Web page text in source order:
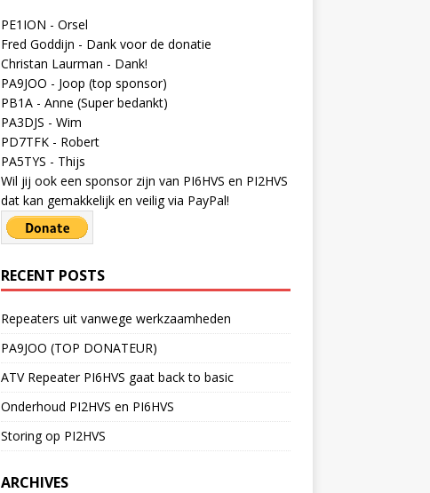
PE1ION - Orsel
Fred Goddijn - Dank voor de donatie
Christan Laurman - Dank!
PA9JOO - Joop (top sponsor)
PB1A - Anne (Super bedankt)
PA3DJS - Wim
PD7TFK - Robert
PA5TYS - Thijs
Wil jij ook een sponsor zijn van PI6HVS en PI2HVS
dat kan gemakkelijk en veilig via PayPal!
RECENT POSTS
Repeaters uit vanwege werkzaamheden
PA9JOO (TOP DONATEUR)
ATV Repeater PI6HVS gaat back to basic
Onderhoud PI2HVS en PI6HVS
Storing op PI2HVS
ARCHIVES